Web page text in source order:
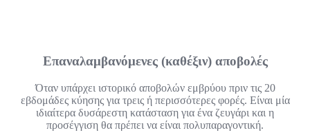
Επαναλαμβανόμενες (καθέξιν) αποβολές
Όταν υπάρχει ιστορικό αποβολών εμβρύου πριν τις 20
εβδομάδες κύησης για τρεις ή περισσότερες φορές. Είναι μία
ιδιαίτερα δυσάρεστη κατάσταση για ένα ζευγάρι και η
προσέγγιση θα πρέπει να είναι πολυπαραγοντική.